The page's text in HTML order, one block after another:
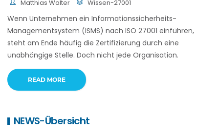
Matthias Walter Wissen-27001
Wenn Unternehmen ein Informationssicherheits-
Managementsystem (ISMS) nach ISO 27001 einführen,
steht am Ende häufig die Zertifizierung durch eine
unabhängige Stelle. Doch nicht jede Organisation.
READ MORE
NEWS-Übersicht